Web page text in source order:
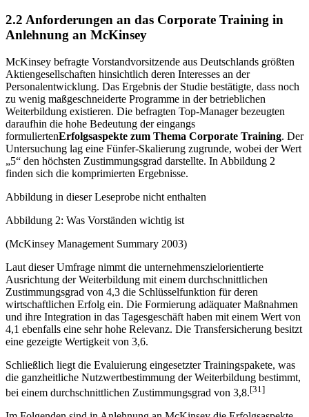
2.2 Anforderungen an das Corporate Training in
Anlehnung an McKinsey
McKinsey befragte Vorstandvorsitzende aus Deutschlands größten
Aktiengesellschaften hinsichtlich deren Interesses an der
Personalentwicklung. Das Ergebnis der Studie bestätigte, dass noch
zu wenig maßgeschneiderte Programme in der betrieblichen
Weiterbildung existieren. Die befragten Top-Manager bezeugten
daraufhin die hohe Bedeutung der eingangs
formuliertenErfolgsaspekte zum Thema Corporate Training. Der
Untersuchung lag eine Fünfer-Skalierung zugrunde, wobei der Wert
„5“ den höchsten Zustimmungsgrad darstellte. In Abbildung 2
finden sich die komprimierten Ergebnisse.
Abbildung in dieser Leseprobe nicht enthalten
Abbildung 2: Was Vorständen wichtig ist
(McKinsey Management Summary 2003)
Laut dieser Umfrage nimmt die unternehmenszielorientierte
Ausrichtung der Weiterbildung mit einem durchschnittlichen
Zustimmungsgrad von 4,3 die Schlüsselfunktion für deren
wirtschaftlichen Erfolg ein. Die Formierung adäquater Maßnahmen
und ihre Integration in das Tagesgeschäft haben mit einem Wert von
4,1 ebenfalls eine sehr hohe Relevanz. Die Transfersicherung besitzt
eine gezeigte Wertigkeit von 3,6.
Schließlich liegt die Evaluierung eingesetzter Trainingspakete, was
die ganzheitliche Nutzwertbestimmung der Weiterbildung bestimmt,
bei einem durchschnittlichen Zustimmungsgrad von 3,8.[31]